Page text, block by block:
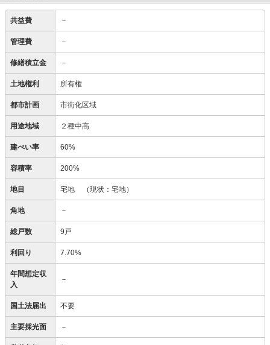
共益費 －
管理費 －
修繕積立金 －
土地権利 所有権
都市計画 市街化区域
用途地域 ２種中高
建ぺい率 60%
容積率 200%
地目 宅地 （現状：宅地）
角地 －
総戸数 9戸
利回り 7.70%
年間想定収
入
－
国土法届出 不要
主要採光面 －